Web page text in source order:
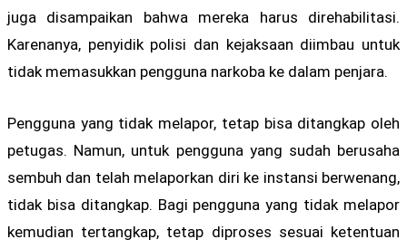
juga disampaikan bahwa mereka harus direhabilitasi.
Karenanya, penyidik polisi dan kejaksaan diimbau untuk
tidak memasukkan pengguna narkoba ke dalam penjara.
Pengguna yang tidak melapor, tetap bisa ditangkap oleh
petugas. Namun, untuk pengguna yang sudah berusaha
sembuh dan telah melaporkan diri ke instansi berwenang,
tidak bisa ditangkap. Bagi pengguna yang tidak melapor
kemudian tertangkap, tetap diproses sesuai ketentuan